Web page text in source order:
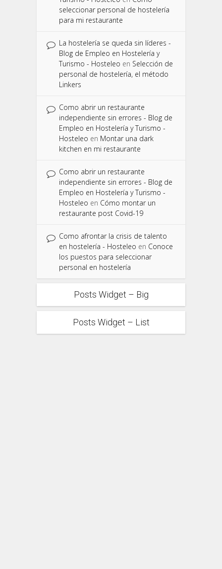
seleccionar personal de hostelería
para mi restaurante
La hostelería se queda sin líderes -
Blog de Empleo en Hostelería y
Turismo - Hosteleo en Selección de
personal de hostelería, el método
Linkers
Como abrir un restaurante
independiente sin errores - Blog de
Empleo en Hostelería y Turismo -
Hosteleo en Montar una dark
kitchen en mi restaurante
Como abrir un restaurante
independiente sin errores - Blog de
Empleo en Hostelería y Turismo -
Hosteleo en Cómo montar un
restaurante post Covid-19
Como afrontar la crisis de talento
en hostelería - Hosteleo en Conoce
los puestos para seleccionar
personal en hostelería
Posts Widget – Big
Posts Widget – List